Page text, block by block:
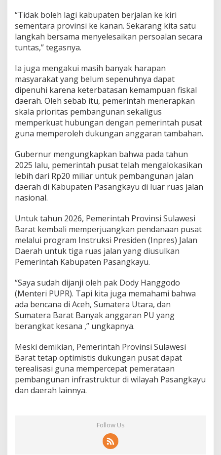
“Tidak boleh lagi kabupaten berjalan ke kiri
sementara provinsi ke kanan. Sekarang kita satu
langkah bersama menyelesaikan persoalan secara
tuntas,” tegasnya.
Ia juga mengakui masih banyak harapan
masyarakat yang belum sepenuhnya dapat
dipenuhi karena keterbatasan kemampuan fiskal
daerah. Oleh sebab itu, pemerintah menerapkan
skala prioritas pembangunan sekaligus
memperkuat hubungan dengan pemerintah pusat
guna memperoleh dukungan anggaran tambahan.
Gubernur mengungkapkan bahwa pada tahun
2025 lalu, pemerintah pusat telah mengalokasikan
lebih dari Rp20 miliar untuk pembangunan jalan
daerah di Kabupaten Pasangkayu di luar ruas jalan
nasional.
Untuk tahun 2026, Pemerintah Provinsi Sulawesi
Barat kembali memperjuangkan pendanaan pusat
melalui program Instruksi Presiden (Inpres) Jalan
Daerah untuk tiga ruas jalan yang diusulkan
Pemerintah Kabupaten Pasangkayu.
“Saya sudah dijanji oleh pak Dody Hanggodo
(Menteri PUPR). Tapi kita juga memahami bahwa
ada bencana di Aceh, Sumatera Utara, dan
Sumatera Barat Banyak anggaran PU yang
berangkat kesana ,” ungkapnya.
Meski demikian, Pemerintah Provinsi Sulawesi
Barat tetap optimistis dukungan pusat dapat
terealisasi guna mempercepat pemerataan
pembangunan infrastruktur di wilayah Pasangkayu
dan daerah lainnya.
Follow Us